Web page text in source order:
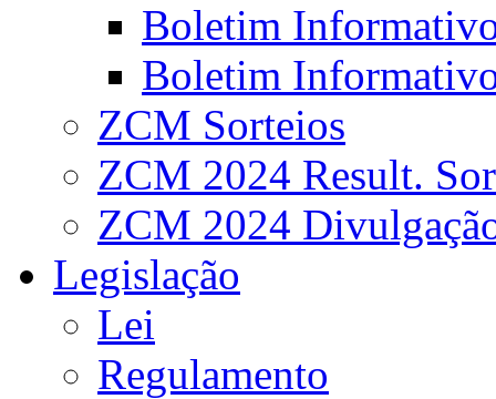
Boletim
Boletim
ZCM Sorteios
ZCM 2024 Result.
ZCM 2024
Legislação
Lei
Regulamento